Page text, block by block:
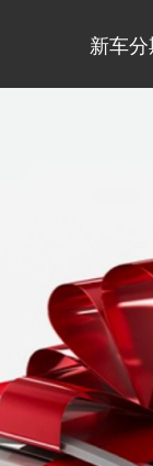
新车